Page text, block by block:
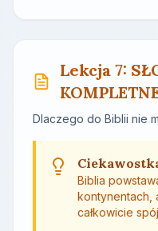
Lekcja 7:
Dlaczego do Biblii nie
Biblia
kontynentach,
całkowicie